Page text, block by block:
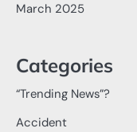
March 2025
Categories
“Trending News”?
Accident